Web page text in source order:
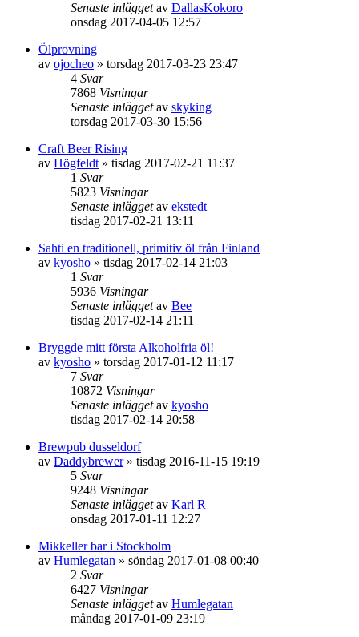
Senaste inläggetav DallasKokoro
onsdag 2017-04-05 12:57
Ölprovning
av ojocheo » torsdag 2017-03-23 23:47
4 Svar
7868 Visningar
Senaste inläggetav skyking
torsdag 2017-03-30 15:56
Craft Beer Rising
av Högfeldt » tisdag 2017-02-21 11:37
1 Svar
5823 Visningar
Senaste inläggetav ekstedt
tisdag 2017-02-21 13:11
Sahti en traditionell, primitiv öl från Finland
av kyosho » tisdag 2017-02-14 21:03
1 Svar
5936 Visningar
Senaste inläggetav Bee
tisdag 2017-02-14 21:11
Bryggde mitt första Alkoholfria öl!
av kyosho » torsdag 2017-01-12 11:17
7 Svar
10872 Visningar
Senaste inläggetav kyosho
tisdag 2017-02-14 20:58
Brewpub dusseldorf
av Daddybrewer» tisdag 2016-11-15 19:19
5 Svar
9248 Visningar
Senaste inläggetav Karl R
onsdag 2017-01-11 12:27
Mikkeller bar i Stockholm
av Humlegatan » söndag 2017-01-08 00:40
2 Svar
6427 Visningar
Senaste inläggetav Humlegatan
måndag 2017-01-09 23:19